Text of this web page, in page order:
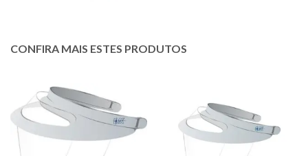
CONFIRA MAIS ESTES PRODUTOS